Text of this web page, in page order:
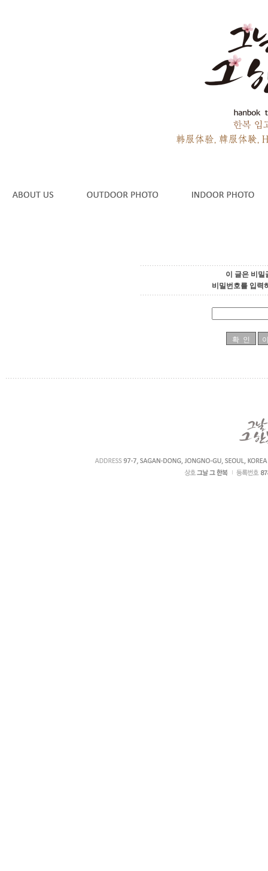
이 글은 비밀
비밀번호를 입력